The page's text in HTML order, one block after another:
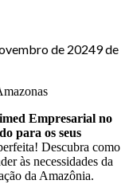
de 20249 de
Empresarial no
para os seus
Descubra como
às necessidades da
da Amazônia.